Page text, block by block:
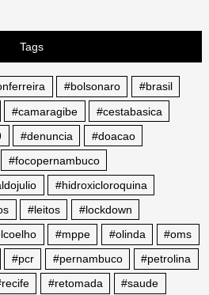
Tags
#bolsonaro
#brasil
#camaragibe
#cestabasica
#denuncia
#doacao
#focopernambuco
#hidroxicloroquina
#leitos
#lockdown
#mppe #olinda
#oms
#pcr #pernambuco
#petrolina
#retomada
#saude